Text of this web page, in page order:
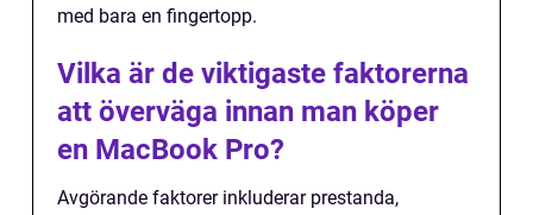
med bara en fingertopp.
Vilka är de viktigaste faktorerna
att överväga innan man köper
en MacBook Pro?
Avgörande faktorer inkluderar prestanda,